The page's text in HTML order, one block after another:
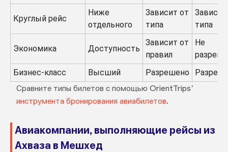
Круглый рейс
Ниже
отдельного
Зависит от
типа
типа
Экономика Доступность
Зависит от
правил
Не
Бизнес-класс
Высший Разрешено
Сравните типы билетов с помощью OrientTrips’
инструмента бронирования авиабилетов.
Авиакомпании, выполняющие рейсы из
Ахваза в Мешхед